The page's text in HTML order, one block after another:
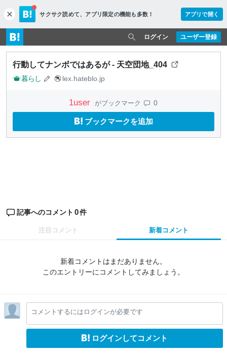
c
l
o
s
e
サクサク読めて、 アプリ限定の機能も多数！ アプリで開く
ユーザー登録
ログイン
行動してナンボではあるが - 天空団地_404
暮らし lex.hateblo.jp
1user がブックマーク 0
ブックマークを追加
記事へのコメント 0件
注目コメント 新着コメント
新着コメントはまだありません。
このエントリーにコメントしてみましょう。
コメントするにはログインが必要です
ログインしてコメント